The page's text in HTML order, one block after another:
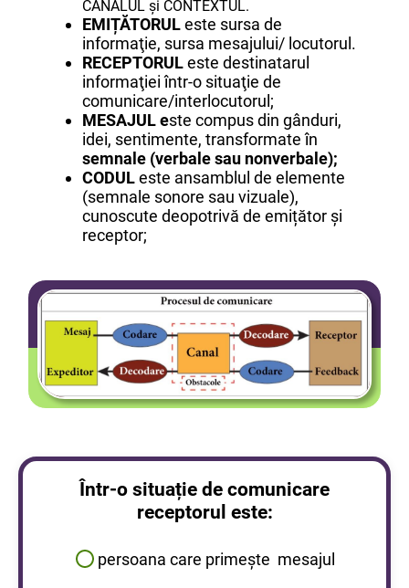
CANALUL și CONTEXTUL.
EMIȚĂTORULeste sursa de
informaţie, sursa mesajului/ locutorul.
RECEPTORULeste destinatarul
informaţiei într-o situaţie de
comunicare/interlocutorul;
MESAJUL este compus din gânduri,
idei, sentimente, transformate în
semnale (verbale sau nonverbale);
CODULeste ansamblul de elemente
(semnale sonore sau vizuale),
cunoscute deopotrivă de emițător și
receptor;
Într-o situație de comunicare
receptorul este:
persoana care primește mesajul